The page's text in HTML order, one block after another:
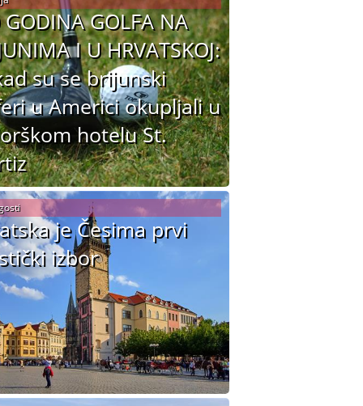
GOLFA NA
I U HRVATSKOJ:
su se brijunski
u Americi okupljali u
hotelu St.
je Česima prvi
izbor